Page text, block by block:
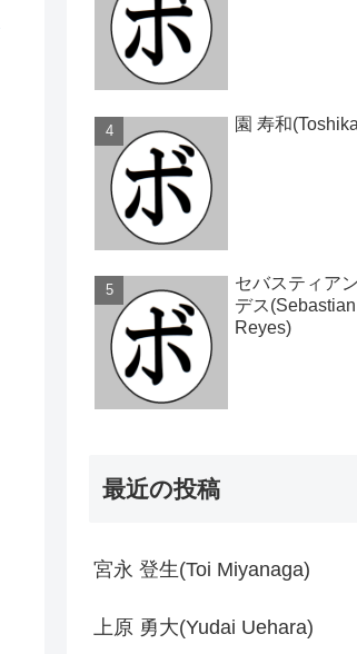
園 寿和
セバスティア
デス
Reyes)
最近の投稿
宮永 登生(Toi Miyanaga)
上原 勇大(Yudai Uehara)